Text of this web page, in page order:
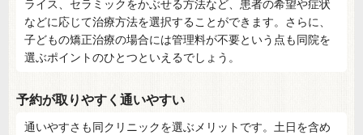
ライス、セラミックをかぶせる方法など、患者の希望や症状
などに応じて治療方法を選択することができます。さらに、
子どもの矯正治療の場合には管理料が不要という点も同院を
選ぶポイントのひとつといえるでしょう。
予約が取りやすく通いやすい
通いやすさも同クリニックを選ぶメリットです。土日を含め